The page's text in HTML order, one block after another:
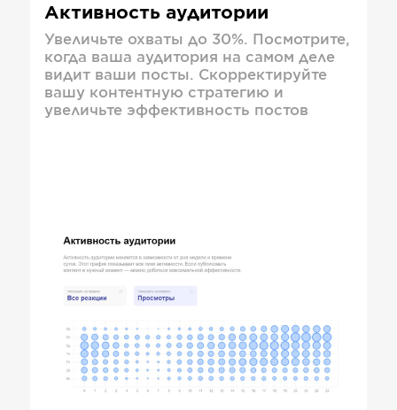
Активность аудитории
Увеличьте охваты до 30%. Посмотрите,
когда ваша аудитория на самом деле
видит ваши посты. Скорректируйте
вашу контентную стратегию и
увеличьте эффективность постов